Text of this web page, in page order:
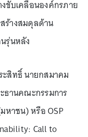
ขับเคลื่อนองค์กรภาย
ร้างสมดุลด้าน
รุ่นหลัง
ะสิทธิ์ นายกสมาคม
ธานคณะกรรมการ
หาชน) หรือ OSP
Call to